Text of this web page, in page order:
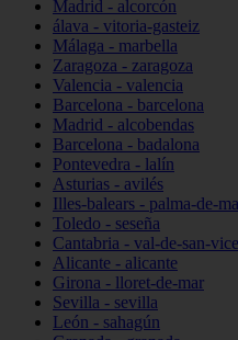
Madrid - alcorcón
álava - vitoria-gasteiz
Málaga - marbella
Zaragoza - zaragoza
Valencia - valencia
Barcelona - barcelona
Madrid - alcobendas
Barcelona - badalona
Pontevedra - lalín
Asturias - avilés
Illes-balears - palma-de-
Toledo - seseña
Cantabria - val-de-san-
Alicante - alicante
Girona - lloret-de-mar
Sevilla - sevilla
León - sahagún